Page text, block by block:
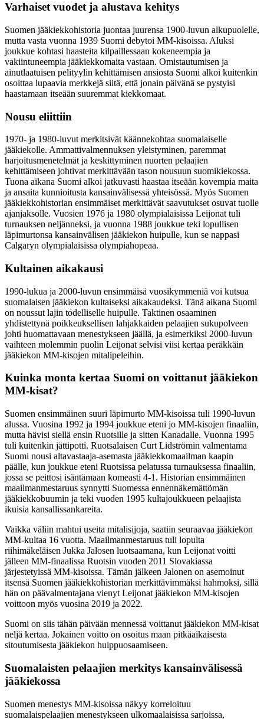
Varhaiset vuodet ja alustava kehitys
Suomen jääkiekkohistoria juontaa juurensa 1900-luvun alkupuolelle,
mutta vasta vuonna 1939 Suomi debytoi MM-kisoissa. Aluksi
joukkue kohtasi haasteita kilpaillessaan kokeneempia ja
vakiintuneempia jääkiekkomaita vastaan. Omistautumisen ja
ainutlaatuisen pelityylin kehittämisen ansiosta Suomi alkoi kuitenkin
osoittaa lupaavia merkkejä siitä, että jonain päivänä se pystyisi
haastamaan itseään suuremmat kiekkomaat.
Nousu eliittiin
1970- ja 1980-luvut merkitsivät käännekohtaa suomalaiselle
jääkiekolle. Ammattivalmennuksen yleistyminen, paremmat
harjoitusmenetelmät ja keskittyminen nuorten pelaajien
kehittämiseen johtivat merkittävään tason nousuun suomikiekossa.
Tuona aikana Suomi alkoi jatkuvasti haastaa itseään kovempia maita
ja ansaita kunnioitusta kansainvälisessä yhteisössä. Myös Suomen
jääkiekkohistorian ensimmäiset merkittävät saavutukset osuvat tuolle
ajanjaksolle. Vuosien 1976 ja 1980 olympialaisissa Leijonat tuli
turnauksen neljänneksi, ja vuonna 1988 joukkue teki lopullisen
läpimurtonsa kansainvälisen jääkiekon huipulle, kun se nappasi
Calgaryn olympialaisissa olympiahopeaa.
Kultainen aikakausi
1990-lukua ja 2000-luvun ensimmäisä vuosikymmeniä voi kutsua
suomalaisen jääkiekon kultaiseksi aikakaudeksi. Tänä aikana Suomi
on noussut lajin todelliselle huipulle. Taktinen osaaminen
yhdistettynä poikkeuksellisen lahjakkaiden pelaajien sukupolveen
johti huomattavaan menestykseen jäällä, ja esimerkiksi 2000-luvun
vaihteen molemmin puolin Leijonat selvisi viisi kertaa peräkkäin
jääkiekon MM-kisojen mitalipeleihin.
Kuinka monta kertaa Suomi on voittanut jääkiekon
MM-kisat?
Suomen ensimmäinen suuri läpimurto MM-kisoissa tuli 1990-luvun
alussa. Vuosina 1992 ja 1994 joukkue eteni jo MM-kisojen finaaliin,
mutta hävisi siellä ensin Ruotsille ja sitten Kanadalle. Vuonna 1995
tuli kuitenkin jättipotti. Ruotsalaisen Curt Lidströmin valmentama
Suomi nousi altavastaaja-asemasta jääkiekkomaailman kaapin
päälle, kun joukkue eteni Ruotsissa pelatussa turnauksessa finaaliin,
jossa se peittosi isäntämaan komeasti 4-1. Historian ensimmäinen
maailmanmestaruus synnytti Suomessa ennennäkemättömän
jääkiekkobuumin ja teki vuoden 1995 kultajoukkueen pelaajista
ikuisia kansallissankareita.
Vaikka väliin mahtui useita mitalisijoja, saatiin seuraavaa jääkiekon
MM-kultaa 16 vuotta. Maailmanmestaruus tuli lopulta
riihimäkeläisen Jukka Jalosen luotsaamana, kun Leijonat voitti
jälleen MM-finaalissa Ruotsin vuoden 2011 Slovakiassa
järjestetyissä MM-kisoissa. Tämän jälkeen Jalonen on asemoinut
itsensä Suomen jääkiekkohistorian merkittävimmäksi hahmoksi, sillä
hän on päävalmentajana vienyt Leijonat jääkiekon MM-kisojen
voittoon myös vuosina 2019 ja 2022.
Suomi on siis tähän päivään mennessä voittanut jääkiekon MM-kisat
neljä kertaa. Jokainen voitto on osoitus maan pitkäaikaisesta
sitoutumisesta jääkiekon huippuosaamiseen.
Suomalaisten pelaajien merkitys kansainvälisessä
jääkiekossa
Suomen menestys MM-kisoissa näkyy korreloituu
suomalaispelaajien menestykseen ulkomaalaisissa sarjoissa,